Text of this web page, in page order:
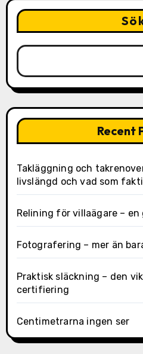
Recent
Takläggning och
livslängd och vad som
Relining för villaägare –
Fotografering – mer än
Praktisk släckning – den
certifiering
Centimetrarna ingen ser